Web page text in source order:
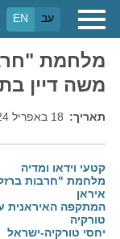
לתוכן
העיקרי
EN עב
מלחמת
משה דיין
תאריך 18 באפריל 2024
קטעי וידאו ומדיה
מלחמת "חרבות ברזל"
איראן
המתקפה האיראנית על ישראל
טורקיה
יחסי טורקיה-ישראל